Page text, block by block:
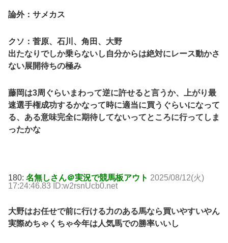
論外：サメカス
クソ：菅原、石川、角田、大野
出たなりでしか乗らないし自分からは絶対にレース動かさ
ない展開待ちの極み
藤岡は3周ぐらいまわって逆に許せると言うか、上がり最
速選手権成功するかなって時に適当に買うぐらいになって
る、ある意味完全に期待してないってところに行ってしま
ったかな
180: 名無しさん＠実況で競馬板アウト 2025/08/12(火)
17:24:46.83 ID:w2rsnUcb0.net
大野はお任せで前に行ける力のある馬なら買いやすいやん
実際めちゃくちゃ今年は人気馬での勝率いいし